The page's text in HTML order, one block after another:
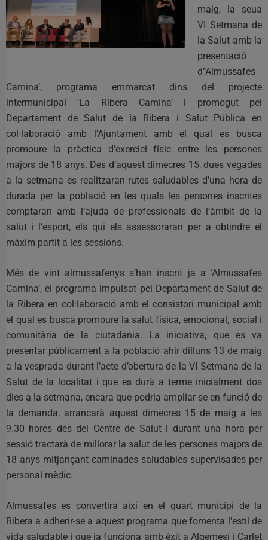
maig, la seua
VI Setmana de
la Salut amb la
presentació
d’‘Almussafes
Camina’, programa emmarcat dins del projecte
intermunicipal ‘La Ribera Camina’ i promogut pel
Departament de Salut de la Ribera i Salut Pública en
col·laboració amb l’Ajuntament amb el qual es busca
promoure la pràctica d’exercici físic entre les persones
majors de 18 anys. Des d’aquest dimecres 15, dues vegades
a la setmana es realitzaran rutes saludables d’una hora de
durada per la població en les quals les persones inscrites
comptaran amb l’ajuda de professionals de l’àmbit de la
salut i l’esport, els qui els assessoraran per a obtindre el
màxim partit a les sessions.
Més de vint almussafenys s’han inscrit ja a ‘Almussafes
Camina’, el programa impulsat pel Departament de Salut de
la Ribera en col·laboració amb el consistori municipal amb
el qual es busca promoure la salut física, emocional, social i
comunitària de la ciutadania. La iniciativa, que es va
presentar públicament a la població ahir dilluns 13 de maig
a la vesprada durant l’acte d’obertura de la VI Setmana de la
Salut de la localitat i que es durà a terme inicialment dos
dies a la setmana, encara que podria ampliar-se en funció de
la demanda, arrancarà aquest dimecres 15 de maig a les
9.30 hores des del Centre de Salut i durant una hora per
sessió tractarà de millorar la salut de les persones majors de
18 anys mitjançant caminades saludables supervisades per
personal mèdic.
Almussafes es convertirà així en el quart municipi de la
Ribera a adherir-se a aquest programa que fomenta l’estil de
vida saludable i que ja funciona amb èxit a Algemesí i Carlet